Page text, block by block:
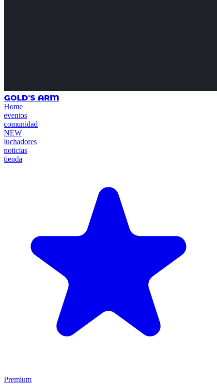
GOLD'S ARM
Home
eventos
comunidad
NEW
luchadores
noticias
tienda
Premium